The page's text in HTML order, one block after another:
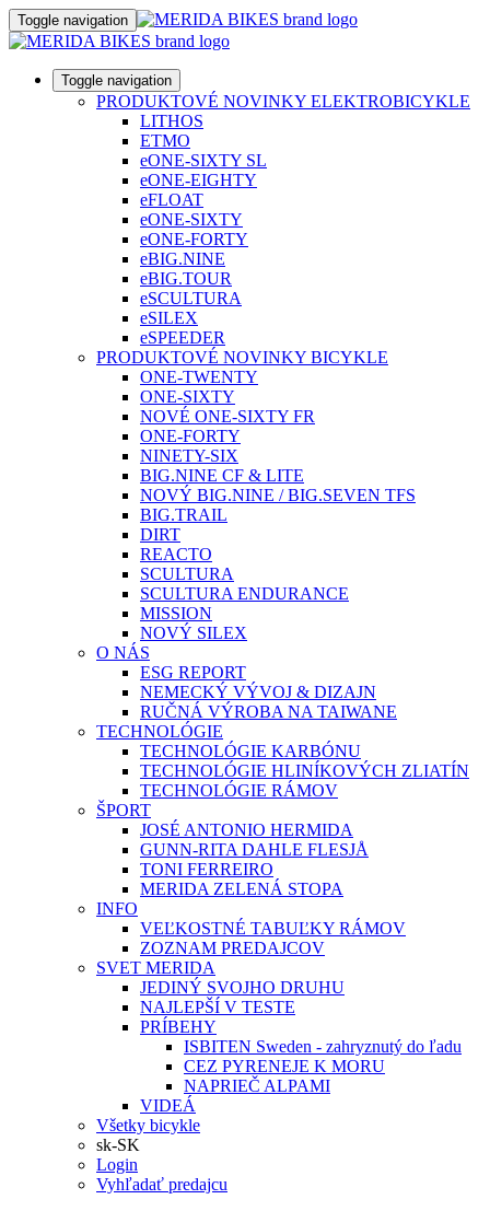
Toggle navigation
Toggle navigation
PRODUKTOVÉ NOVINKY ELEKTROBICYKLE
LITHOS
ETMO
eONE-SIXTY SL
eONE-EIGHTY
eFLOAT
eONE-SIXTY
eONE-FORTY
eBIG.NINE
eBIG.TOUR
eSCULTURA
eSILEX
eSPEEDER
PRODUKTOVÉ NOVINKY BICYKLE
ONE-TWENTY
ONE-SIXTY
NOVÉ ONE-SIXTY FR
ONE-FORTY
NINETY-SIX
BIG.NINE CF & LITE
NOVÝ BIG.NINE / BIG.SEVEN TFS
BIG.TRAIL
DIRT
REACTO
SCULTURA
SCULTURA ENDURANCE
MISSION
NOVÝ SILEX
O NÁS
ESG REPORT
NEMECKÝ VÝVOJ & DIZAJN
RUČNÁ VÝROBA NA TAIWANE
TECHNOLÓGIE
TECHNOLÓGIE KARBÓNU
TECHNOLÓGIE HLINÍKOVÝCH ZLIATÍN
TECHNOLÓGIE RÁMOV
ŠPORT
JOSÉ ANTONIO HERMIDA
GUNN-RITA DAHLE FLESJÅ
TONI FERREIRO
MERIDA ZELENÁ STOPA
INFO
VEĽKOSTNÉ TABUĽKY RÁMOV
ZOZNAM PREDAJCOV
SVET MERIDA
JEDINÝ SVOJHO DRUHU
NAJLEPŠÍ V TESTE
PRÍBEHY
ISBITEN Sweden - zahryznutý do ľadu
CEZ PYRENEJE K MORU
NAPRIEČ ALPAMI
VIDEÁ
Všetky bicykle
sk-SK
Login
Vyhľadať predajcu